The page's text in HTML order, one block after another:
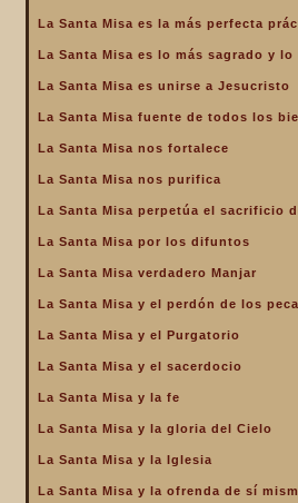
perfecta oración
La Santa Misa es la más
caridad
La Santa Misa es lo más
sagrado y lo más grande
La Santa Misa es medicina
La Santa Misa es unirse a
La Santa Misa escuela de
todos los bienes
La Santa Misa le da la
a cargar nuestra cruz
La Santa Misa es la más perfecta
La Santa Misa es lo más sagrado y lo
La Santa Misa es unirse a Jesucristo
La Santa Misa fuente de todos los
La Santa Misa nos fortalece
La Santa Misa nos purifica
La Santa Misa perpetúa el sacrificio
La Santa Misa por los difuntos
La Santa Misa verdadero Manjar
La Santa Misa y el perdón de los
La Santa Misa y el Purgatorio
La Santa Misa y el sacerdocio
La Santa Misa y la fe
La Santa Misa y la gloria del Cielo
La Santa Misa y la Iglesia
La Santa Misa y la ofrenda de sí